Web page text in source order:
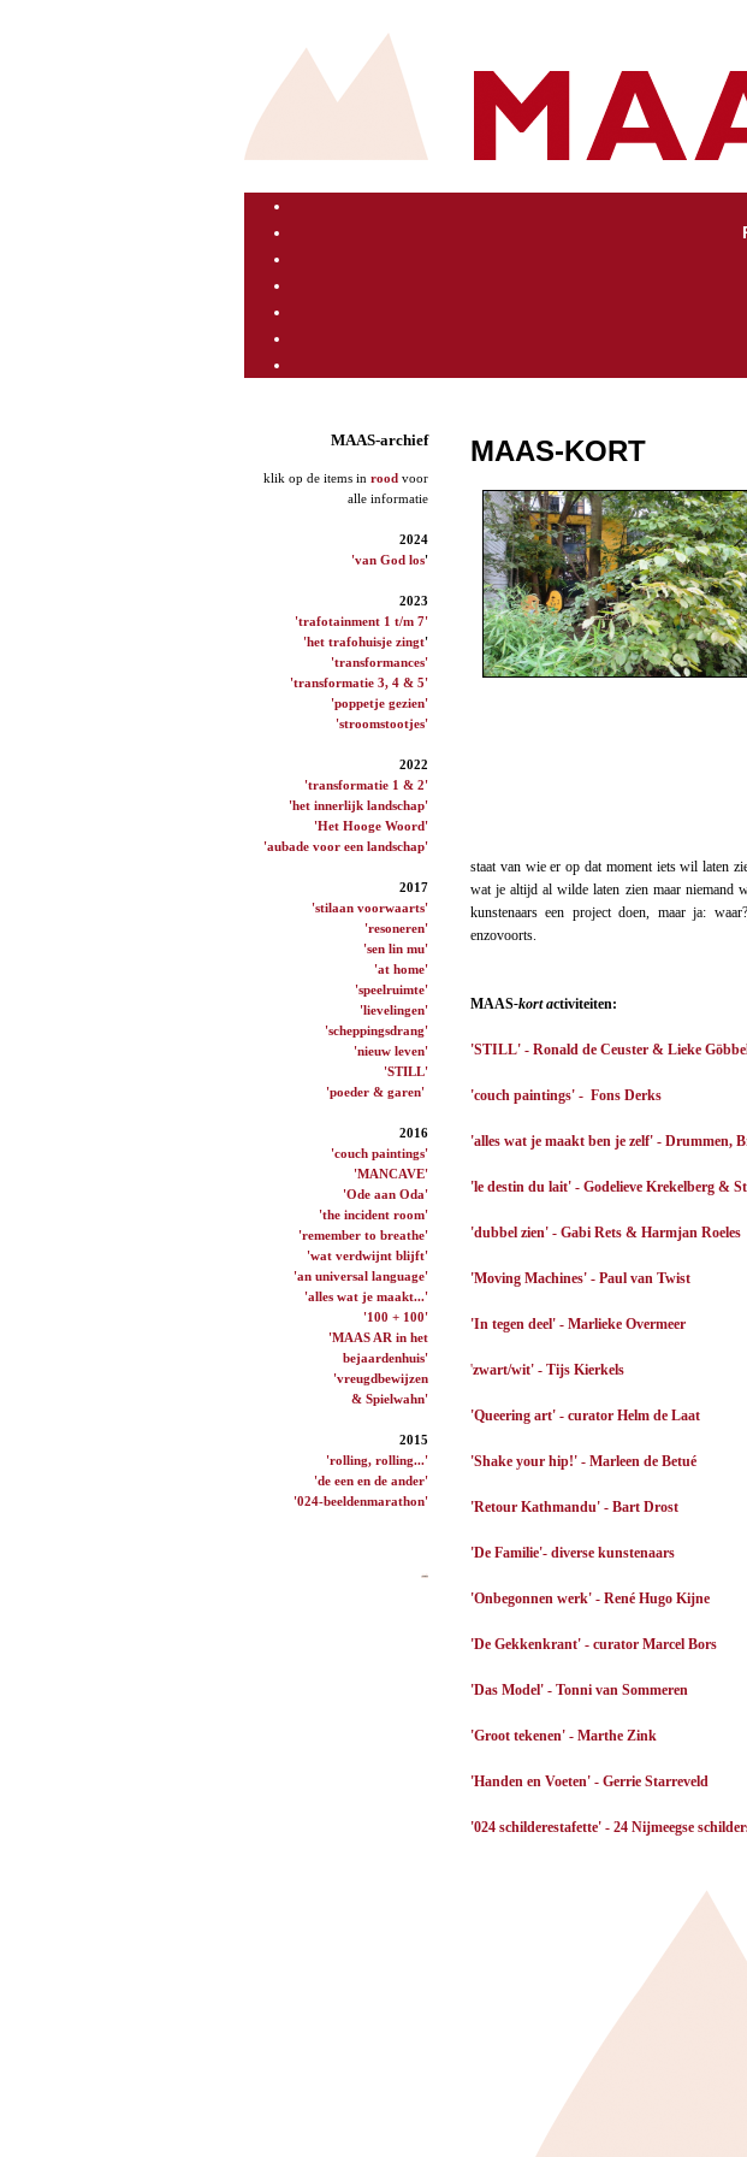
MAAS-archief
klik op de items in rood voor
alle informatie
2024
'van God los'
2023
'trafotainment 1 t/m 7'
'het trafohuisje zingt'
'transformances'
'transformatie 3, 4 & 5'
'poppetje gezien'
'stroomstootjes'
2022
'transformatie 1 & 2'
'het innerlijk landschap'
'Het Hooge Woord'
'aubade voor een landschap'
2017
'stilaan voorwaarts'
'resoneren'
'sen lin mu'
'at home'
'speelruimte'
'lievelingen'
'scheppingsdrang'
'nieuw leven'
'STILL'
'poeder & garen'
2016
'couch paintings'
'MANCAVE'
'Ode aan Oda'
'the incident room'
'remember to breathe'
'wat verdwijnt blijft'
'an universal language'
'alles wat je maakt...'
'100 + 100'
'MAAS AR in het
bejaardenhuis'
'vreugdbewijzen
& Spielwahn'
2015
'rolling, rolling...'
'de een en de ander'
'024-beeldenmarathon'
MAAS-KORT
staat van wie er op dat moment iets wil laten
wat je altijd al wilde laten zien maar niemand
kunstenaars een project doen, maar ja: waar?
enzovoorts.
MAAS-kort activiteiten:
'STILL' - Ronald de Ceuster & Lieke
'couch paintings' - Fons Derks
'alles wat je maakt ben je zelf' - Drummen,
'le destin du lait' - Godelieve Krekelberg &
'dubbel zien' - Gabi Rets & Harmjan Roeles
'Moving Machines' - Paul van Twist
'In tegen deel' - Marlieke Overmeer
'zwart/wit' - Tijs Kierkels
'Queering art' - curator Helm de Laat
'Shake your hip!' - Marleen de Betué
'Retour Kathmandu' - Bart Drost
'De Familie'- diverse kunstenaars
'Onbegonnen werk' - René Hugo Kijne
'De Gekkenkrant' - curator Marcel Bors
'Das Model' - Tonni van Sommeren
'Groot tekenen' - Marthe Zink
'Handen en Voeten' - Gerrie Starreveld
'024 schilderestafette' - 24 Nijmeegse